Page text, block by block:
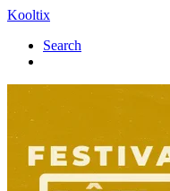
Kooltix
Search